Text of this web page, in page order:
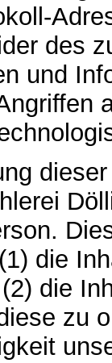
des
und
die
die
zu